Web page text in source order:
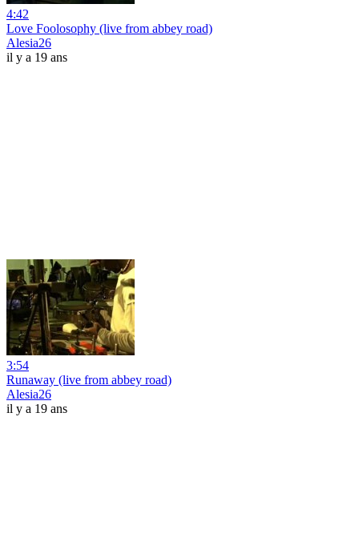
4:42
Love Foolosophy (live from abbey road)
Alesia26
il y a 19 ans
3:54
Runaway (live from abbey road)
Alesia26
il y a 19 ans